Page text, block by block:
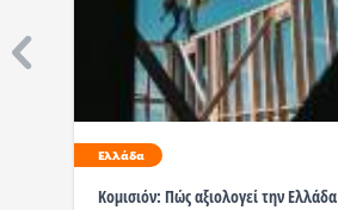
Ελλάδα
Κομισιόν: Πώς αξιολογεί την Ελλάδα